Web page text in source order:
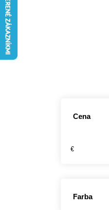
Cena
€
Farba